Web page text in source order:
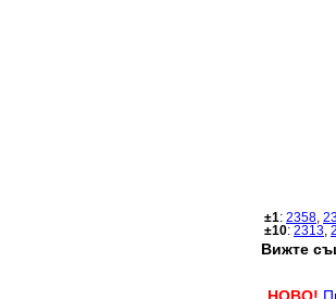
±1: 2358
±10: 2313
Вижте